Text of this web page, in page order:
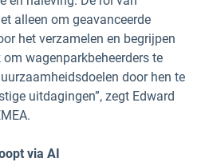
alleen om geavanceerde
het verzamelen en begrijpen
wagenparkbeheerders te
door hen te
uitdagingen”, zegt Edward
via AI